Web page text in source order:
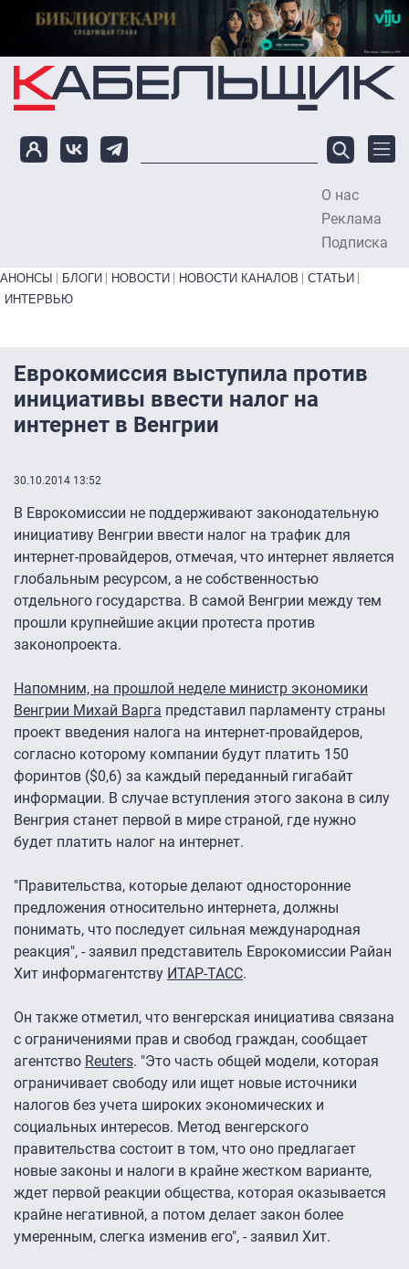
Перейти к основному содержанию
О нас
Реклама
Подписка
Primary links bottom
АНОНСЫ БЛОГИ НОВОСТИ НОВОСТИ КАНАЛОВ
СТАТЬИ
ИНТЕРВЬЮ
Еврокомиссия выступила против
инициативы ввести налог на
интернет в Венгрии
30.10.2014 13:52
В Еврокомиссии не поддерживают законодательную
инициативу Венгрии ввести налог на трафик для
интернет-провайдеров, отмечая, что интернет является
глобальным ресурсом, а не собственностью
отдельного государства. В самой Венгрии между тем
прошли крупнейшие акции протеста против
законопроекта.
Напомним, на прошлой неделе министр экономики
Венгрии Михай Варга представил парламенту страны
проект введения налога на интернет-провайдеров,
согласно которому компании будут платить 150
форинтов ($0,6) за каждый переданный гигабайт
информации. В случае вступления этого закона в силу
Венгрия станет первой в мире страной, где нужно
будет платить налог на интернет.
"Правительства, которые делают односторонние
предложения относительно интернета, должны
понимать, что последует сильная международная
реакция", - заявил представитель Еврокомиссии Райан
Хит информагентству ИТАР-ТАСС.
Он также отметил, что венгерская инициатива связана
с ограничениями прав и свобод граждан, сообщает
агентство Reuters. "Это часть общей модели, которая
ограничивает свободу или ищет новые источники
налогов без учета широких экономических и
социальных интересов. Метод венгерского
правительства состоит в том, что оно предлагает
новые законы и налоги в крайне жестком варианте,
ждет первой реакции общества, которая оказывается
крайне негативной, а потом делает закон более
умеренным, слегка изменив его", - заявил Хит.